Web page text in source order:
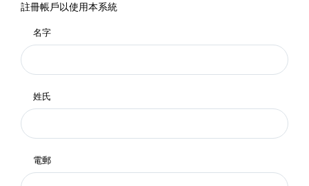
註冊帳戶以使用本系統
名字
姓氏
電郵